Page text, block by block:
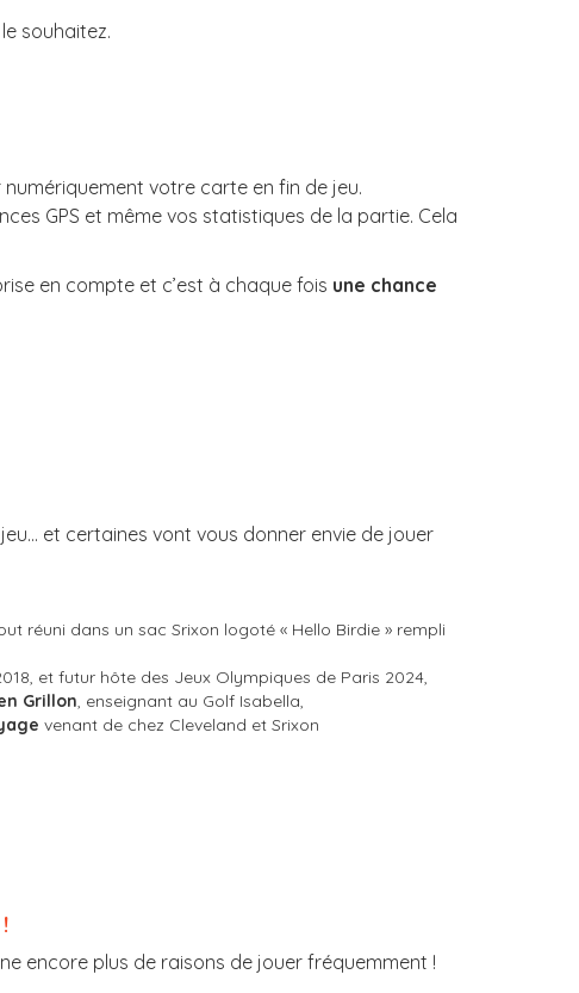
souhaitez.
numériquement votre carte en fin de jeu.
GPS et même vos statistiques de la partie. Cela
en compte et c’est à chaque fois une chance
et certaines vont vous donner envie de jouer
réuni dans un sac Srixon logoté « Hello Birdie » rempli
et futur hôte des Jeux Olympiques de Paris 2024,
Grillon , enseignant au Golf Isabella,
venant de chez Cleveland et Srixon
encore plus de raisons de jouer fréquemment !